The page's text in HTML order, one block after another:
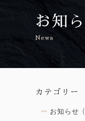
お知
News
カテゴリー
お知らせ